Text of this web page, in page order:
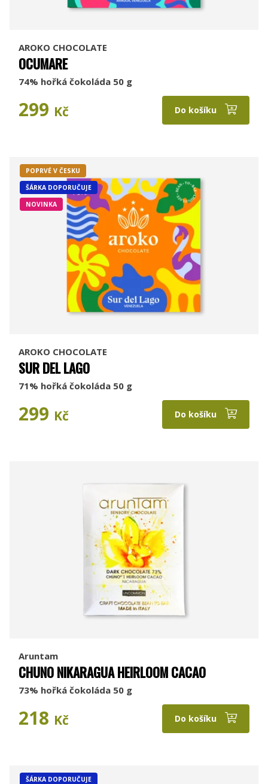
AROKO CHOCOLATE
OCUMARE
74% hořká čokoláda 50 g
299 Kč Do košíku
POPRVÉ V ČESKU
ŠÁRKA DOPORUČUJE
NOVINKA
AROKO CHOCOLATE
SUR DEL LAGO
71% hořká čokoláda 50 g
299 Kč Do košíku
Aruntam
CHUNO NIKARAGUA HEIRLOOM CACAO
73% hořká čokoláda 50 g
218 Kč Do košíku
ŠÁRKA DOPORUČUJE